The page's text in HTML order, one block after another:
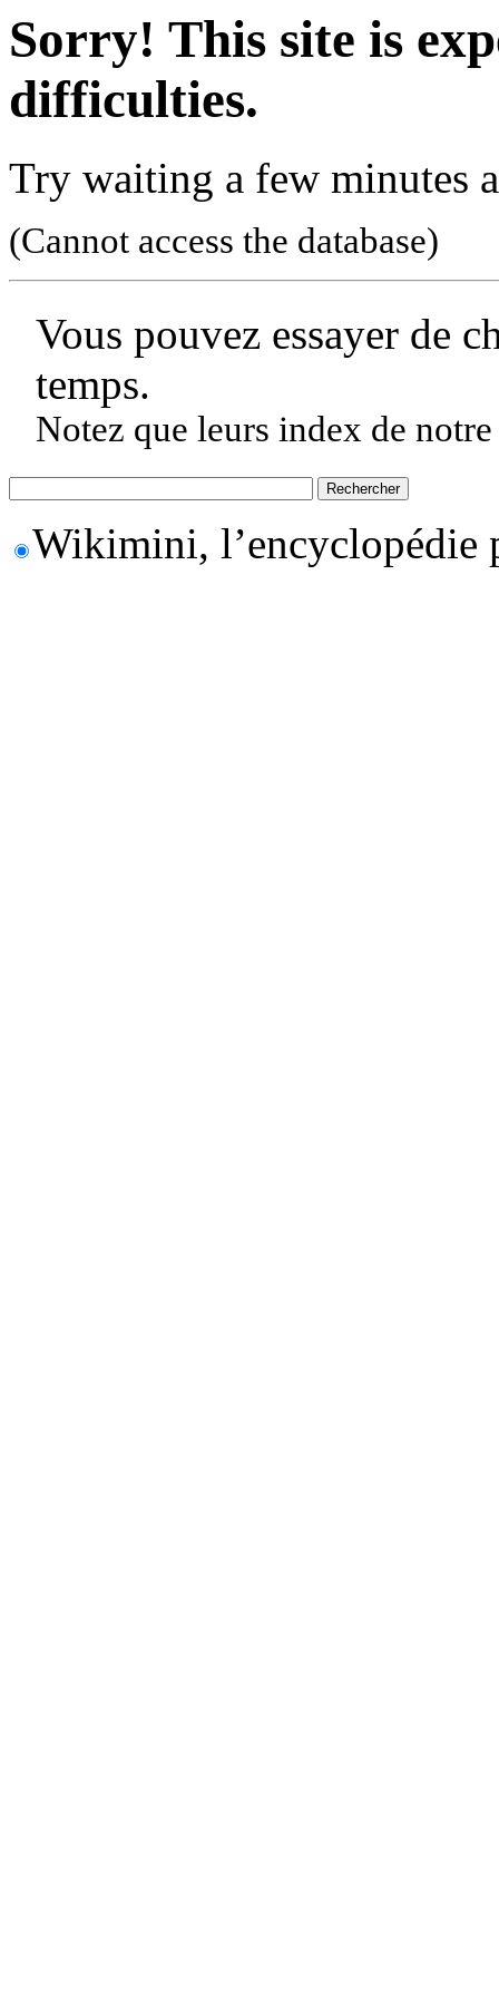
Sorry! This site is
difficulties.
Try waiting a few minutes
(Cannot access the database)
Vous pouvez essayer de
temps.
Notez que leurs index de
Wikimini, l’encyclopédie